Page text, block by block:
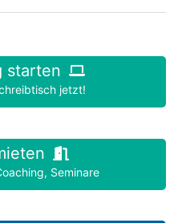
starten
jetzt!
Seminare